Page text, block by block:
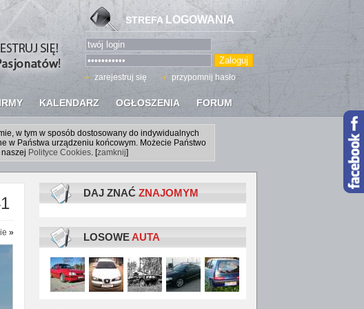
KALENDARZ OGŁOSZENIA FORUM
STREFA LOGOWANIA
zarejestruj się przypomnij hasło
w tym w sposób dostosowany do indywidualnych
w Państwa urządzeniu końcowym. Możecie Państwo
Polityce Cookies. [zamknij]
»
DAJ ZNAĆ ZNAJOMYM
LOSOWEAUTA